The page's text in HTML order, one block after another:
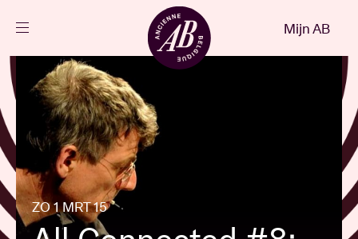
NL
Agenda
Projecten
Nieuws
Mijn AB
ZO 1 MRT 15